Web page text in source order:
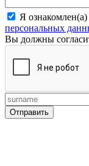
Я
персональных
Вы должны